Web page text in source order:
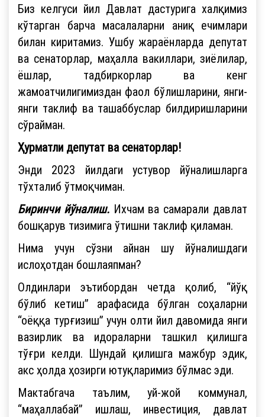
Биз келгуси йил Давлат дастурига халқимиз
кўтарган барча масалаларни аниқ ечимлари
билан киритамиз. Ушбу жараёнларда депутат
ва сенаторлар, маҳалла вакиллари, зиёлилар,
ёшлар, тадбиркорлар ва кенг
жамоатчилигимиздан фаол бўлишларини, янги-
янги таклиф ва ташаббуслар билдиришларини
сўрайман.
Ҳурматли депутат ва сенаторлар!
Энди 2023 йилдаги устувор йўналишларга
тўхталиб ўтмоқчиман.
Биринчи йўналиш.Ихчам ва самарали давлат
бошқарув тизимига ўтишни таклиф қиламан.
Нима учун сўзни айнан шу йўналишдаги
ислоҳотдан бошлаяпман?
Олдинлари эътибордан четда қолиб, “йўқ
бўлиб кетиш” арафасида бўлган соҳаларни
“оёққа турғизиш” учун олти йил давомида янги
вазирлик ва идораларни ташкил қилишга
тўғри келди. Шундай қилишга мажбур эдик,
акс ҳолда ҳозирги ютуқларимиз бўлмас эди.
Мактабгача таълим, уй-жой коммунал,
“маҳаллабай” ишлаш, инвестиция, давлат